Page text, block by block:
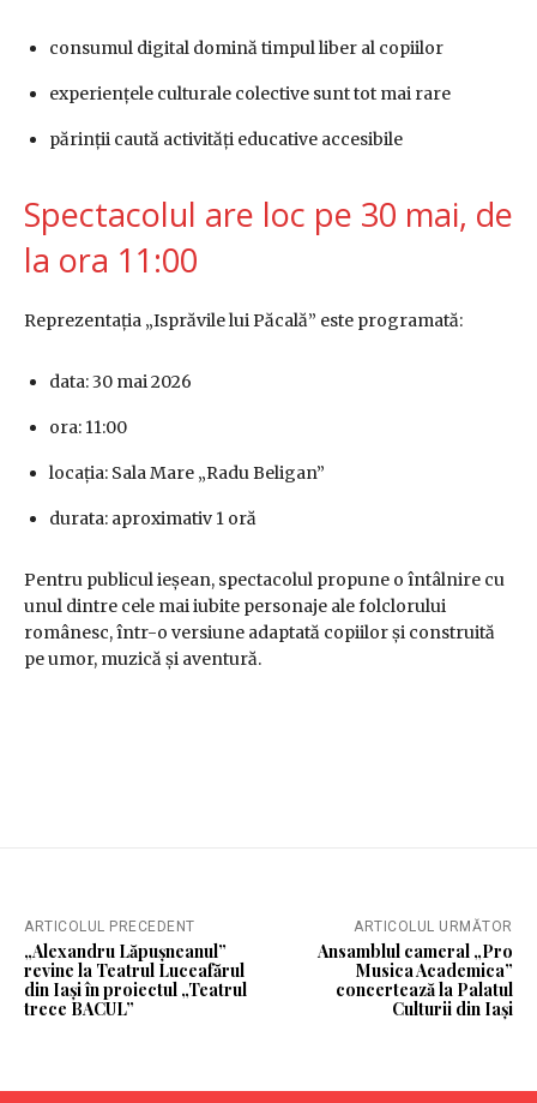
consumul digital domină timpul liber al copiilor
experiențele culturale colective sunt tot mai rare
părinții caută activități educative accesibile
Spectacolul are loc pe 30 mai, de
la ora 11:00
Reprezentația „Isprăvile lui Păcală” este programată:
data: 30 mai 2026
ora: 11:00
locația: Sala Mare „Radu Beligan”
durata: aproximativ 1 oră
Pentru publicul ieșean, spectacolul propune o întâlnire cu
unul dintre cele mai iubite personaje ale folclorului
românesc, într-o versiune adaptată copiilor și construită
pe umor, muzică și aventură.
ARTICOLUL PRECEDENT
„Alexandru Lăpușneanul”
revine la Teatrul Luceafărul
din Iași în proiectul „Teatrul
trece BACUL”
ARTICOLUL URMĂTOR
Ansamblul cameral „Pro
Musica Academica”
concertează la Palatul
Culturii din Iași